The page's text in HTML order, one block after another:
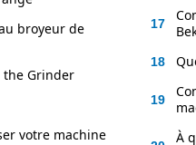
broyeur de
Grinder
votre machine
À